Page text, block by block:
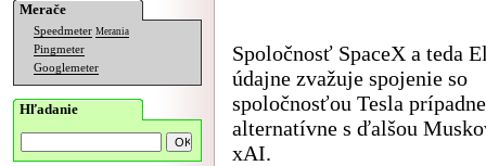
Merače
Speedmeter Merania
Pingmeter
Googlemeter
Hľadanie
Spoločnosť SpaceX a teda
údajne zvažuje spojenie so
spoločnosťou Tesla prípadne
alternatívne s ďalšou
xAI.